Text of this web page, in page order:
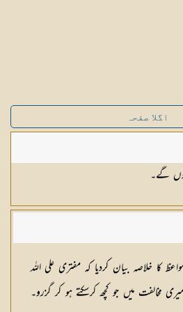
اگلا صفحہ
گے۔
پیہلے وجدانی دلائل بیان کرتا ہے پھر واقعات و ایام کے شواہد سے استدلال کرتا ہے۔ آیت (٦٩) میں تمام پچھلے مواعظ کا خلاصہ بیان کردیا کہ مفتری علی اللہ
مخالفت میں جو کچھ کرسکتے ہو کر گزرو۔